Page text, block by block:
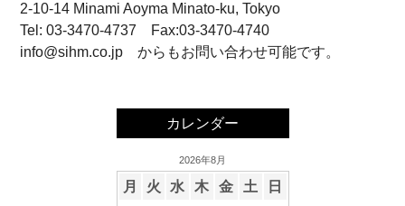
2-10-14 Minami Aoyma Minato-ku, Tokyo
Tel: 03-3470-4737 Fax:03-3470-4740
info@sihm.co.jp からもお問い合わせ可能です。
カレンダー
2026年8月
月 火 水 木 金 土 日